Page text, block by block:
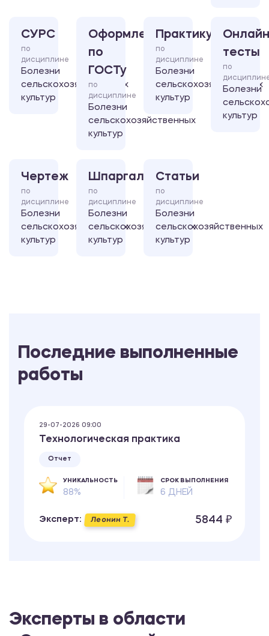
СУРС
по
дисциплине
Болезни
сельскохозяйственных
культур
Оформление
по
ГОСТу
по
дисциплине
Болезни
сельскохозяйственных
культур
Практикум
по
дисциплине
Болезни
сельскохозяйственных
культур
тесты
по
Болезни
культур
Чертеж
по
дисциплине
Болезни
сельскохозяйственных
культур
Шпаргалка
по
дисциплине
Болезни
сельскохозяйственных
культур
Статьи
по
дисциплине
Болезни
сельскохозяйственных
культур
Последние выполненные
работы
29-07-2026 09:00
Технологическая практика
Отчет
УНИКАЛЬНОСТЬ
88%
СРОК ВЫПОЛНЕНИЯ
6 ДНЕЙ
Эксперт: Леонин Т. 5844 ₽
Эксперты в области